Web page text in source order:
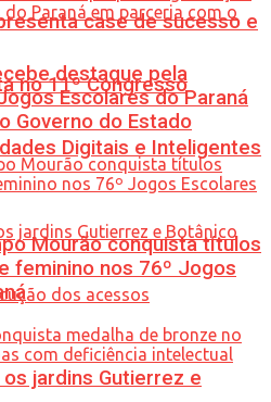
case de sucesso e
no 11º Congresso
Digitais e Inteligentes
jardins Gutierrez e
destaque pela
Escolares do Paraná
Governo do Estado
Mourão conquista títulos
feminino nos 76º Jogos